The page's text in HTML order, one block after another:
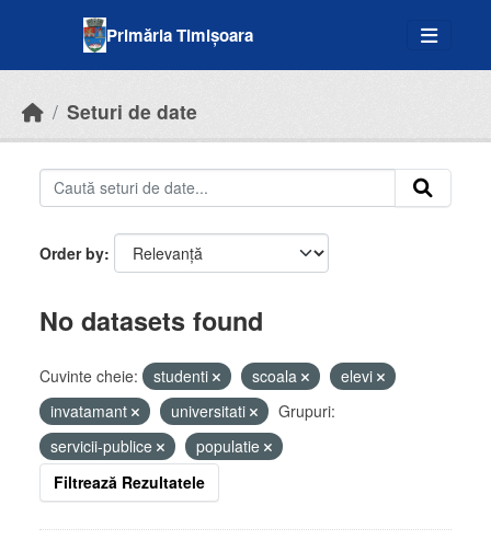
Primăria Timișoara
Seturi de date
Order by
No datasets found
Cuvinte cheie: studenti scoala
elevi
invatamant
universitati
Grupuri:
servicii-publice
populatie
Filtrează Rezultatele